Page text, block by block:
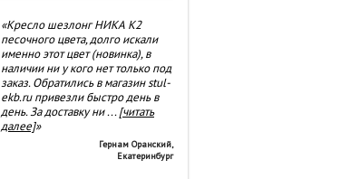
«Кресло шезлонг НИКА К2
песочного цвета, долго искали
именно этот цвет (новинка), в
наличии ни у кого нет только под
заказ. Обратились в магазин stul-
ekb.ru привезли быстро день в
день. За доставку ни...[читать
далее]»
Гернам Оранский,
Екатеринбург